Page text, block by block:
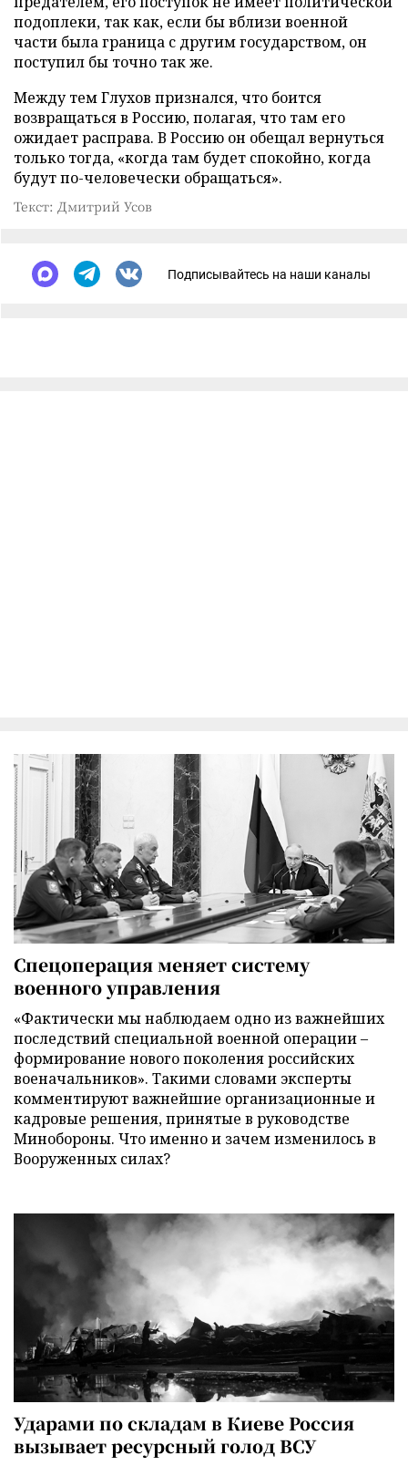
подоплеки, так как, если бы вблизи военной
части была граница с другим государством, он
поступил бы точно так же.
Между тем Глухов признался, что боится
возвращаться в Россию, полагая, что там его
ожидает расправа. В Россию он обещал вернуться
только тогда, «когда там будет спокойно, когда
будут по-человечески обращаться».
Текст: Дмитрий Усов
Подписывайтесь на наши каналы
Спецоперация меняет систему
военного управления
«Фактически мы наблюдаем одно из важнейших
последствий специальной военной операции –
формирование нового поколения российских
военачальников». Такими словами эксперты
комментируют важнейшие организационные и
кадровые решения, принятые в руководстве
Минобороны. Что именно и зачем изменилось в
Вооруженных силах?
Ударами по складам в Киеве Россия
вызывает ресурсный голод ВСУ